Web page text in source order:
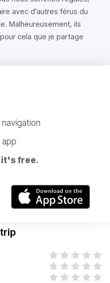
avec d'autres férus du
Malheureusement, ils
cela que je partage
app
it's free.